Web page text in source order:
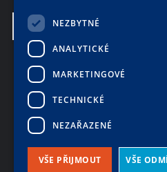
+420 733 736 523
Mezi vodami 29b,
Copyright by Největší nabídka lodí
rights
NEZBYTNÉ
ANALYTICKÉ
MARKETINGOVÉ
TECHNICKÉ
NEZAŘAZENÉ
VŠE PŘIJMOUT VŠE